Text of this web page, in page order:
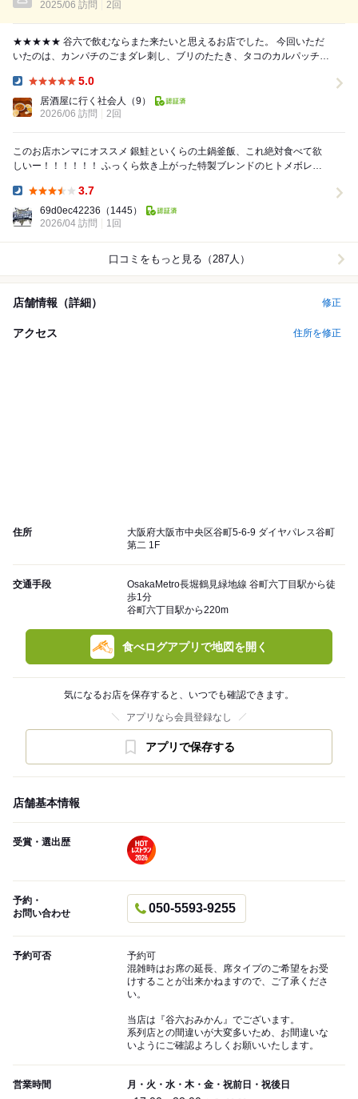
2025/06 訪問 2回
★★★★★ 谷六で飲むならまた来たいと思えるお店でした。 今回いただ
いたのは、カンパチのごまダレ刺し、ブリのたたき、タコのカルパッチ
5.0
居酒屋に行く社会人
（9）
2026/06 訪問
2回
このお店ホンマにオススメ 銀鮭といくらの土鍋釜飯、これ絶対食べて欲
しいー！！！！！！ ふっくら炊き上がった特製ブレンドのヒトメボレに
3.7
69d0ec42236 （1445）
2026/04 訪問
1回
口コミをもっと見る（287人）
店舗情報（詳細） 修正
アクセス 住所を修正
住所
大阪府大阪市中央区谷町5-6-9 ダイヤパレス谷町
第二 1F
交通手段
OsakaMetro長堀鶴見緑地線 谷町六丁目駅から徒
歩1分
谷町六丁目駅から220m
食べログアプリで地図を開く
気になるお店を保存すると、いつでも確認できます。
アプリなら会員登録なし
アプリで保存する
店舗基本情報
受賞・選出歴
予約・
お問い合わせ
050-5593-9255
予約可否
予約可
混雑時はお席の延長、席タイプのご希望をお受
けすることが出来かねますので、ご了承くださ
い。
当店は『谷六おみかん』でございます。
系列店との間違いが大変多いため、お間違いな
いようにご確認よろしくお願いいたします。
営業時間 月・火・水・木・金・祝前日・祝後日